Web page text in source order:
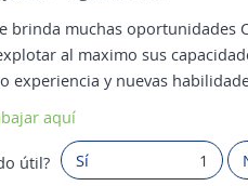
brinda muchas
al maximo sus
experiencia y nuevas
aquí
útil? Sí 1